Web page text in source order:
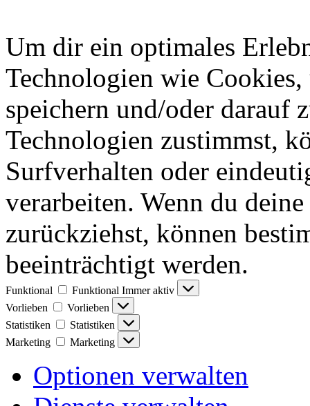
Um dir ein optimales
Technologien wie
speichern und/oder darauf
Technologien zustimmst,
Surfverhalten oder
verarbeiten. Wenn du
zurückziehst, können
beeinträchtigt werden.
Funktional Funktional Immer aktiv
Vorlieben
Vorlieben
Statistiken
Statistiken
Marketing
Marketing
Optionen verwalten